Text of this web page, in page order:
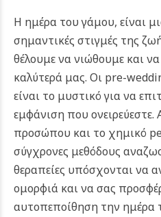
Η ημέρα του γάμου, είναι
σημαντικές στιγμές της
θέλουμε να νιώθουμε και
καλύτερά μας. Οι pre-
είναι το μυστικό για να
εμφάνιση που
προσώπου και το χημικό
σύγχρονες μεθόδους
θεραπείες υπόσχονται να
ομορφιά και να σας
αυτοπεποίθηση την ημέρα